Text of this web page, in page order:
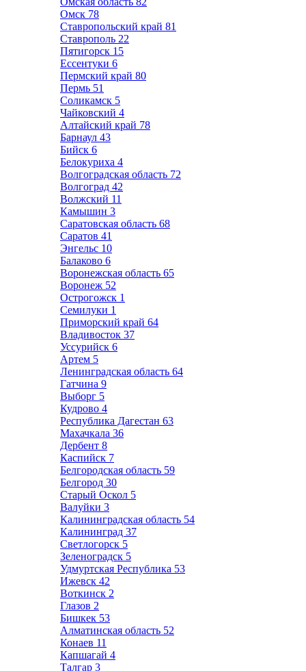
Омск 78
Ставропольский край 81
Ставрополь 22
Пятигорск 15
Ессентуки 6
Пермский край 80
Пермь 51
Соликамск 5
Чайковский 4
Алтайский край 78
Барнаул 43
Бийск 6
Белокуриха 4
Волгоградская область 72
Волгоград 42
Волжский 11
Камышин 3
Саратовская область 68
Саратов 41
Энгельс 10
Балаково 6
Воронежская область 65
Воронеж 52
Острогожск 1
Семилуки 1
Приморский край 64
Владивосток 37
Уссурийск 6
Артем 5
Ленинградская область 64
Гатчина 9
Выборг 5
Кудрово 4
Республика Дагестан 63
Махачкала 36
Дербент 8
Каспийск 7
Белгородская область 59
Белгород 30
Старый Оскол 5
Валуйки 3
Калининградская область 54
Калининград 37
Светлогорск 5
Зеленоградск 5
Удмуртская Республика 53
Ижевск 42
Воткинск 2
Глазов 2
Бишкек 53
Алматинская область 52
Конаев 11
Капшагай 4
Талгар 3